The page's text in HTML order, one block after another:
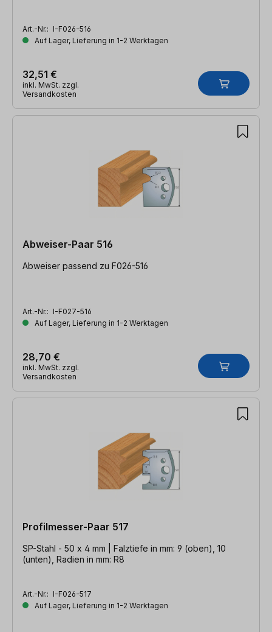
Art.-Nr.: I-F026-516
Auf Lager, Lieferung in 1-2 Werktagen
32,51 €
inkl. MwSt. zzgl.
Versandkosten
Abweiser-Paar 516
Abweiser passend zu F026-516
Art.-Nr.: I-F027-516
Auf Lager, Lieferung in 1-2 Werktagen
28,70 €
inkl. MwSt. zzgl.
Versandkosten
Profilmesser-Paar 517
SP-Stahl - 50 x 4 mm | Falztiefe in mm: 9 (oben), 10
(unten), Radien in mm: R8
Art.-Nr.: I-F026-517
Auf Lager, Lieferung in 1-2 Werktagen